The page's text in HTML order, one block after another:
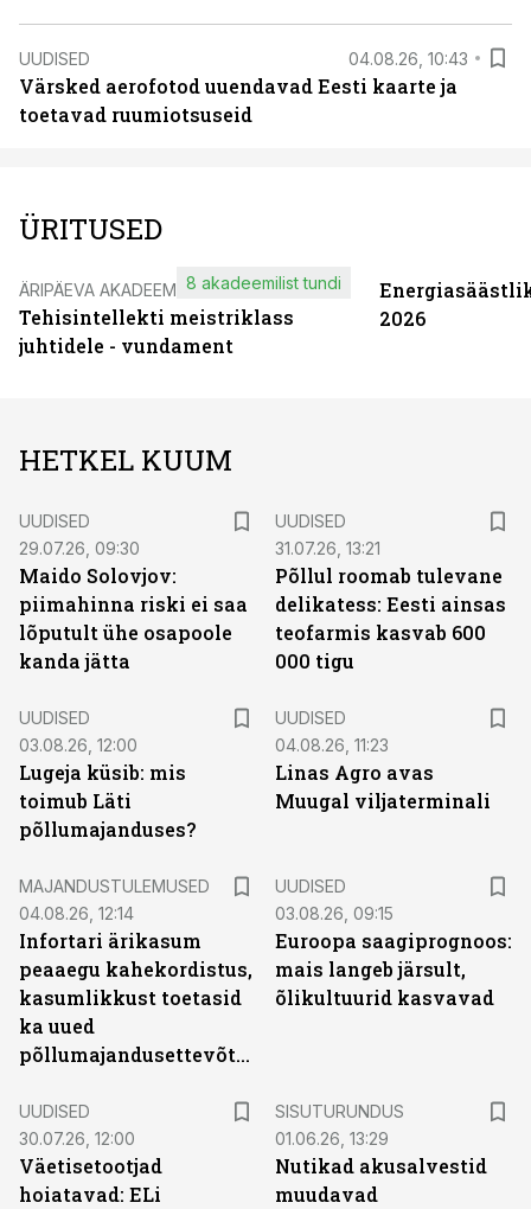
UUDISED 04.08.26, 10:43
Värsked aerofotod uuendavad Eesti kaarte ja
toetavad ruumiotsuseid
ÜRITUSED
ÄRIPÄEVA AKADEEMIA
Tehisintellekti meistriklass
juhtidele - vundament
8 akadeemilist tundi
2026
HETKEL KUUM
UUDISED
29.07.26, 09:30
Maido Solovjov:
piimahinna riski ei saa
lõputult ühe osapoole
kanda jätta
UUDISED
31.07.26, 13:21
Põllul roomab tulevane
delikatess: Eesti ainsas
teofarmis kasvab 600
000 tigu
UUDISED
03.08.26, 12:00
Lugeja küsib: mis
toimub Läti
põllumajanduses?
UUDISED
04.08.26, 11:23
Linas Agro avas
Muugal viljaterminali
MAJANDUSTULEMUSED
04.08.26, 12:14
Infortari ärikasum
peaaegu kahekordistus,
kasumlikkust toetasid
ka uued
põllumajandusettevõtted
UUDISED
03.08.26, 09:15
Euroopa saagiprognoos:
mais langeb järsult,
õlikultuurid kasvavad
UUDISED
30.07.26, 12:00
Väetisetootjad
hoiatavad: ELi
SISUTURUNDUS
01.06.26, 13:29
Nutikad akusalvestid
muudavad